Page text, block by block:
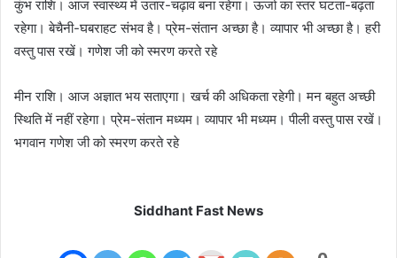
कुंभ राशि। आज स्वास्थ्य में उतार-चढ़ाव बना रहेगा। ऊर्जा का स्तर घटता-बढ़ता
रहेगा। बेचैनी-घबराहट संभव है। प्रेम-संतान अच्छा है। व्यापार भी अच्छा है। हरी
वस्तु पास रखें। गणेश जी को स्मरण करते रहे
मीन राशि। आज अज्ञात भय सताएगा। खर्च की अधिकता रहेगी। मन बहुत अच्छी
स्थिति में नहीं रहेगा। प्रेम-संतान मध्यम। व्यापार भी मध्यम। पीली वस्तु पास रखें।
भगवान गणेश जी को स्मरण करते रहे
Siddhant Fast News